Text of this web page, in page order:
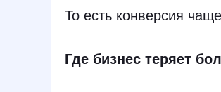
То есть конверсия
Где бизнес теряет